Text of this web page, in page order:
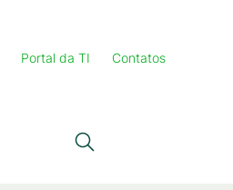
Portal da TI Contatos